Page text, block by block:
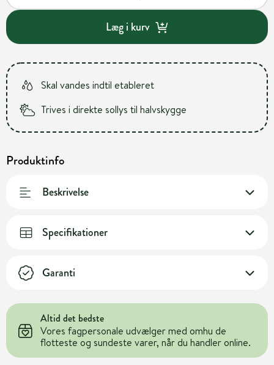
Læg i kurv
Skal vandes indtil etableret
Trives i direkte sollys til halvskygge
Produktinfo
Beskrivelse
Specifikationer
Garanti
Altid det bedste
Vores fagpersonale udvælger med omhu de
flotteste og sundeste varer, når du handler online.